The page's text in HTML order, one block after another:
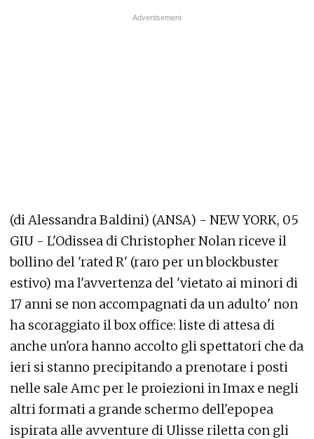
(di Alessandra Baldini) (ANSA) - NEW YORK, 05
GIU - L'Odissea di Christopher Nolan riceve il
bollino del 'rated R' (raro per un blockbuster
estivo) ma l'avvertenza del 'vietato ai minori di
17 anni se non accompagnati da un adulto' non
ha scoraggiato il box office: liste di attesa di
anche un'ora hanno accolto gli spettatori che da
ieri si stanno precipitando a prenotare i posti
nelle sale Amc per le proiezioni in Imax e negli
altri formati a grande schermo dell'epopea
ispirata alle avventure di Ulisse riletta con gli